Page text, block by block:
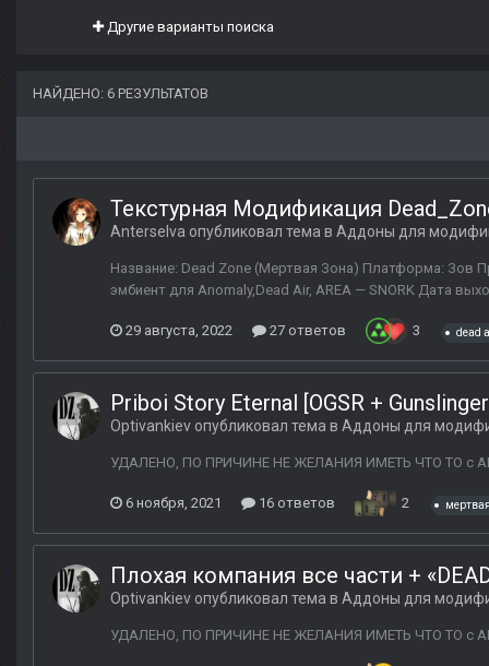
Другие варианты поиска
НАЙДЕНО: 6 РЕЗУЛЬТАТОВ
Текстурная Модификация
Anterselva опубликовал тема в Аддоны для
Название: Dead Zone (Мертвая Зона) Платформа: Зов
эмбиент для Anomaly,Dead Air, AREA — SNORK Дата
29 августа, 2022 27 ответов 3 dead
Priboi Story Eternal [OGSR +
Optivankiev опубликовал тема в Аддоны для
УДАЛЕНО, ПО ПРИЧИНЕ НЕ ЖЕЛАНИЯ ИМЕТЬ ЧТО ТО с
6 ноября, 2021 16 ответов 2
Плохая компания все части +
Optivankiev опубликовал тема в Аддоны для
УДАЛЕНО, ПО ПРИЧИНЕ НЕ ЖЕЛАНИЯ ИМЕТЬ ЧТО ТО с